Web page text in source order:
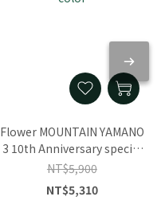
Flower MOUNTAIN YAMANO
3 10th Anniversary special
color
NT$5,900
NT$5,310